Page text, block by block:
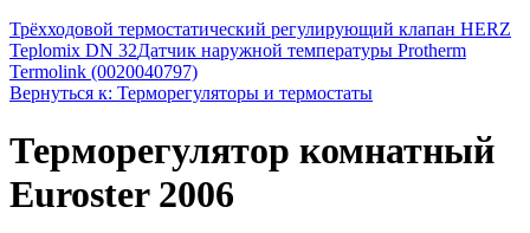
Трёхходовой термостатический регулирующий клапан HERZ
Teplomix DN 32Датчик наружной температуры Protherm
Termolink (0020040797)
Вернуться к: Терморегуляторы и термостаты
Терморегулятор комнатный
Euroster 2006